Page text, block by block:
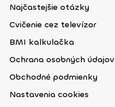
Najčastejšie otázky
Cvičenie cez televízor
BMI kalkulačka
Ochrana osobných údajov
Obchodné podmienky
Nastavenia cookies